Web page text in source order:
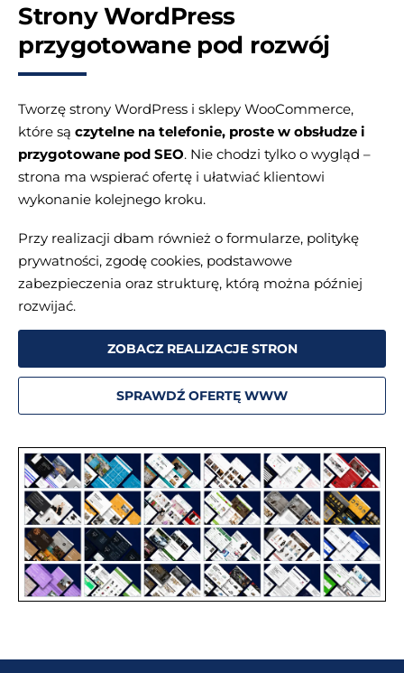
Strony WordPress
przygotowane pod rozwój
Tworzę strony WordPress i sklepy WooCommerce,
które są czytelne na telefonie, proste w obsłudze i
przygotowane pod SEO. Nie chodzi tylko o wygląd –
strona ma wspierać ofertę i ułatwiać klientowi
wykonanie kolejnego kroku.
Przy realizacji dbam również o formularze, politykę
prywatności, zgodę cookies, podstawowe
zabezpieczenia oraz strukturę, którą można później
rozwijać.
ZOBACZ REALIZACJE STRON
SPRAWDŹ OFERTĘ WWW